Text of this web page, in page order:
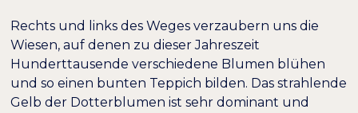
Rechts und links des Weges verzaubern uns die
Wiesen, auf denen zu dieser Jahreszeit
Hunderttausende verschiedene Blumen blühen
und so einen bunten Teppich bilden. Das strahlende
Gelb der Dotterblumen ist sehr dominant und